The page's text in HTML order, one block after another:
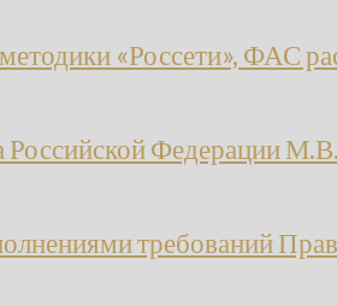
«Россети», ФАС
Федерации
требований